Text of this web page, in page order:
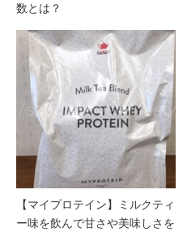
数とは？
【マイプロテイン】ミルクティ
ー味を飲んで甘さや美味しさを